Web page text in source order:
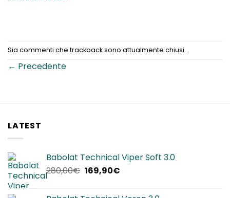
Sia commenti che trackback sono attualmente chiusi.
← Precedente
LATEST
Babolat Technical Viper Soft 3.0
280,00€ Il
169,90€Il